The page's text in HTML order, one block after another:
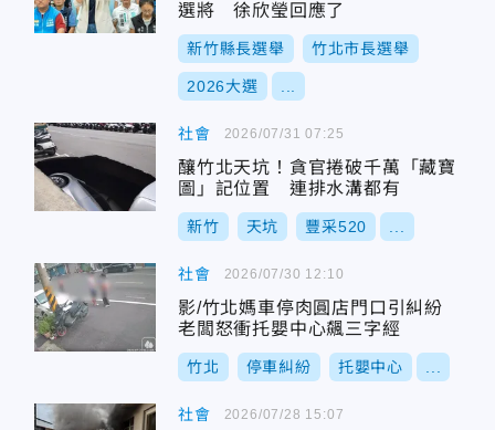
選將 徐欣瑩回應了
新竹縣長選舉 竹北市長選舉
2026大選
社會
釀竹北天坑！貪官捲破千萬「藏寶
圖」記位置 連排水溝都有
新竹 天坑 豐采520
2026/07/31 07:25
社會
影/竹北媽車停肉圓店門口引糾紛
老闆怒衝托嬰中心飆三字經
竹北 停車糾紛 托嬰中心
2026/07/30 12:10
社會 2026/07/28 15:07